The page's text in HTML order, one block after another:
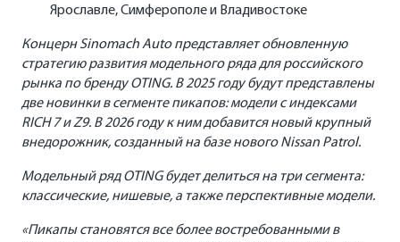
Ярославле, Симферополе и Владивостоке
Концерн Sinomach Auto представляет обновленную
стратегию развития модельного ряда для российского
рынка по бренду OTING. В 2025 году будут представлены
две новинки в сегменте пикапов: модели с индексами
RICH 7 и Z9. В 2026 году к ним добавится новый крупный
внедорожник, созданный на базе нового Nissan Patrol.
Модельный ряд OTING будет делиться на три сегмента:
классические, нишевые, а также перспективные модели.
«Пикапы становятся все более востребованными в